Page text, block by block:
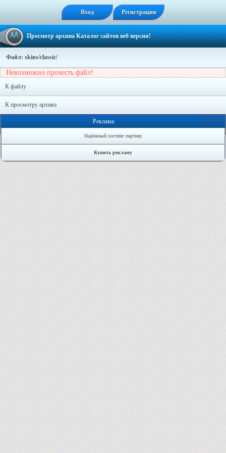
Вход Регистрация
Просмотр архива Каталог сайтов веб версия!
Файл: skins/classic/
Невозможно прочесть файл!
К файлу
К просмотру архива
Онлайн: 1
Реклама
Надёжный хостинг партнер
Купить рекламу